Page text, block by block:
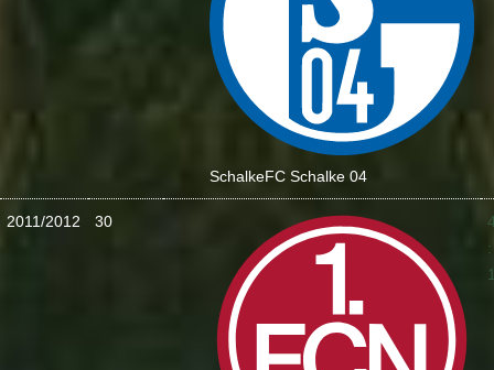
SchalkeFC Schalke 04
2011/2012 30
: